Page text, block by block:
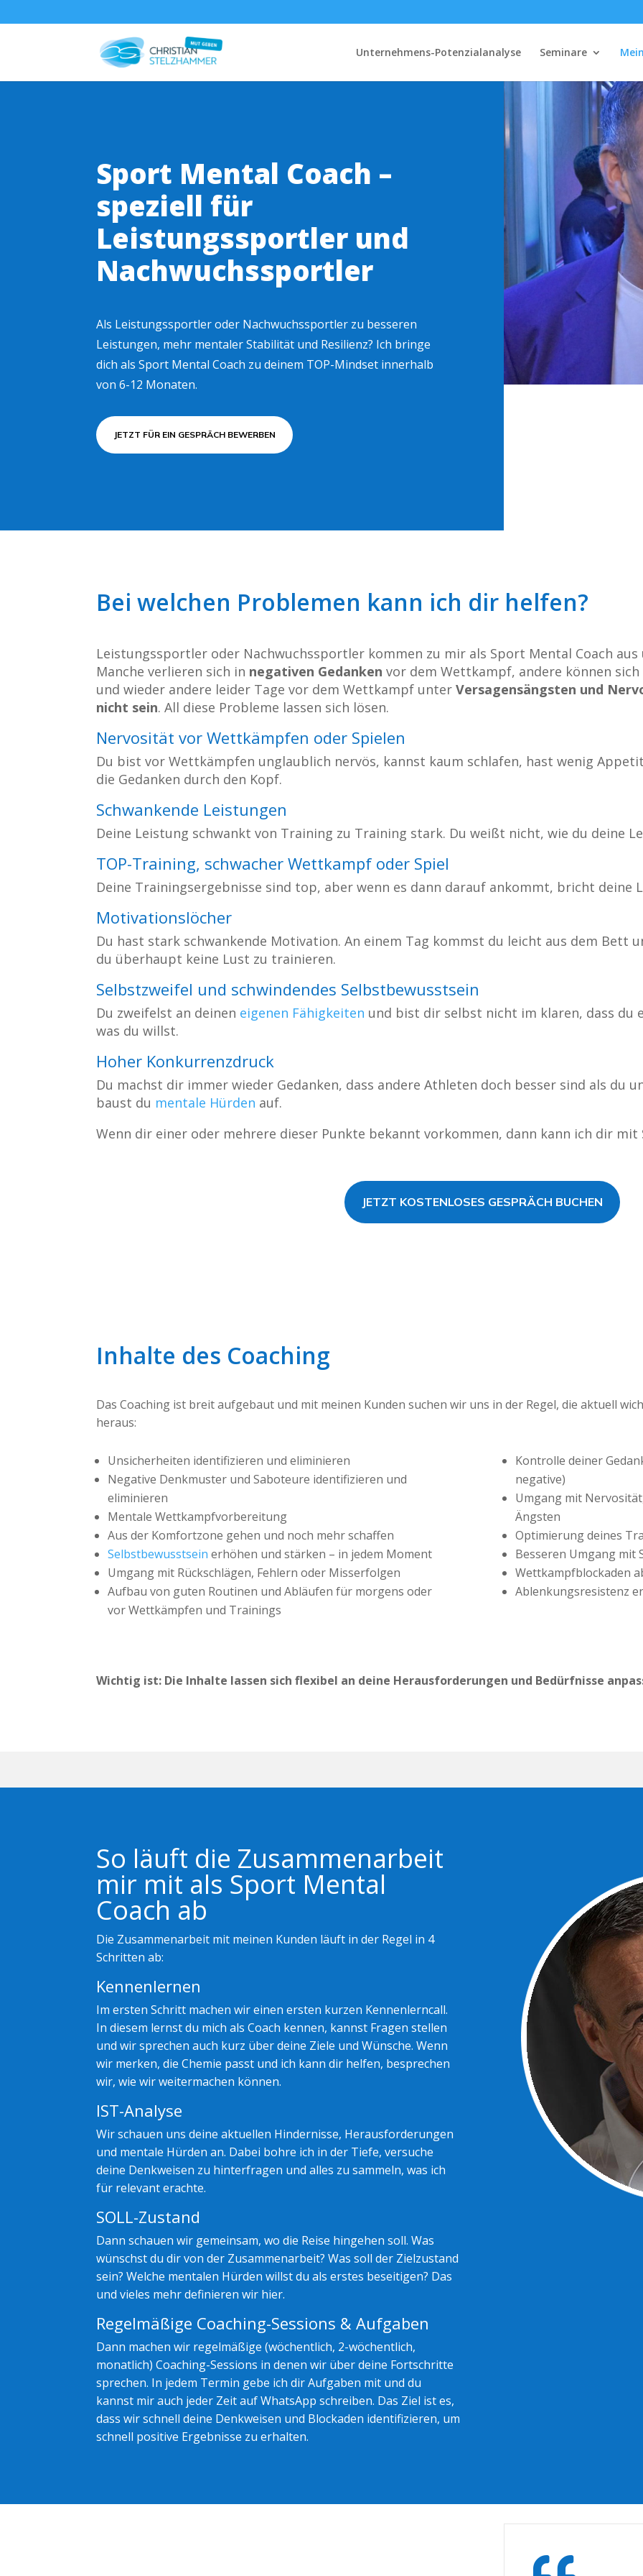
Unternehmens-Potenzialanalyse Seminare
Sport Mental Coach –
speziell für
Leistungssportler und
Nachwuchssportler
Als Leistungssportler oder Nachwuchssportler zu besseren
Leistungen, mehr mentaler Stabilität und Resilienz? Ich bringe
dich als Sport Mental Coach zu deinem TOP-Mindset innerhalb
von 6-12 Monaten.
JETZT FÜR EIN GESPRÄCH BEWERBEN
Bei welchen Problemen kann ich dir helfen?
Leistungssportler oder Nachwuchssportler kommen zu mir als Sport Mental Coach
Manche verlieren sich in negativen Gedanken vor dem Wettkampf, andere können sich
und wieder andere leider Tage vor dem Wettkampf unterVersagensängsten und
nicht sein. All diese Probleme lassen sich lösen.
Nervosität vor Wettkämpfen oder Spielen
Du bist vor Wettkämpfen unglaublich nervös, kannst kaum schlafen, hast wenig
die Gedanken durch den Kopf.
Schwankende Leistungen
Deine Leistung schwankt von Training zu Training stark. Du weißt nicht, wie du deine
TOP-Training, schwacher Wettkampf oder Spiel
Deine Trainingsergebnisse sind top, aber wenn es dann darauf ankommt, bricht deine
Motivationslöcher
Du hast stark schwankende Motivation. An einem Tag kommst du leicht aus dem Bett
du überhaupt keine Lust zu trainieren.
Selbstzweifel und schwindendes Selbstbewusstsein
Du zweifelst an deinen eigenen Fähigkeiten und bist dir selbst nicht im klaren, dass du
was du willst.
Hoher Konkurrenzdruck
Du machst dir immer wieder Gedanken, dass andere Athleten doch besser sind als du
baust du mentale Hürden auf.
Wenn dir einer oder mehrere dieser Punkte bekannt vorkommen, dann kann ich dir mit
JETZT KOSTENLOSES GESPRÄCH BUCHEN
Inhalte des Coaching
Das Coaching ist breit aufgebaut und mit meinen Kunden suchen wir uns in der Regel, die aktuell
heraus:
Unsicherheiten identifizieren und eliminieren
Negative Denkmuster und Saboteure identifizieren und
eliminieren
Mentale Wettkampfvorbereitung
Aus der Komfortzone gehen und noch mehr schaffen
Selbstbewusstsein erhöhen und stärken – in jedem Moment
Umgang mit Rückschlägen, Fehlern oder Misserfolgen
Aufbau von guten Routinen und Abläufen für morgens oder
vor Wettkämpfen und Trainings
Kontrolle deiner
negative)
Umgang mit
Ängsten
Optimierung deines
Besseren Umgang mit
Wettkampfblockaden
Ablenkungsresistenz
Wichtig ist: Die Inhalte lassen sich flexibel an deine Herausforderungen und Bedürfnisse
So läuft die Zusammenarbeit
mir mit als Sport Mental
Coach ab
Die Zusammenarbeit mit meinen Kunden läuft in der Regel in 4
Schritten ab:
Kennenlernen
Im ersten Schritt machen wir einen ersten kurzen Kennenlerncall.
In diesem lernst du mich als Coach kennen, kannst Fragen stellen
und wir sprechen auch kurz über deine Ziele und Wünsche. Wenn
wir merken, die Chemie passt und ich kann dir helfen, besprechen
wir, wie wir weitermachen können.
IST-Analyse
Wir schauen uns deine aktuellen Hindernisse, Herausforderungen
und mentale Hürden an. Dabei bohre ich in der Tiefe, versuche
deine Denkweisen zu hinterfragen und alles zu sammeln, was ich
für relevant erachte.
SOLL-Zustand
Dann schauen wir gemeinsam, wo die Reise hingehen soll. Was
wünschst du dir von der Zusammenarbeit? Was soll der Zielzustand
sein? Welche mentalen Hürden willst du als erstes beseitigen? Das
und vieles mehr definieren wir hier.
Regelmäßige Coaching-Sessions & Aufgaben
Dann machen wir regelmäßige (wöchentlich, 2-wöchentlich,
monatlich) Coaching-Sessions in denen wir über deine Fortschritte
sprechen. In jedem Termin gebe ich dir Aufgaben mit und du
kannst mir auch jeder Zeit auf WhatsApp schreiben. Das Ziel ist es,
dass wir schnell deine Denkweisen und Blockaden identifizieren, um
schnell positive Ergebnisse zu erhalten.